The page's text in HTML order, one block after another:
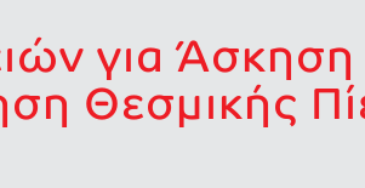
για
Θεσμικής